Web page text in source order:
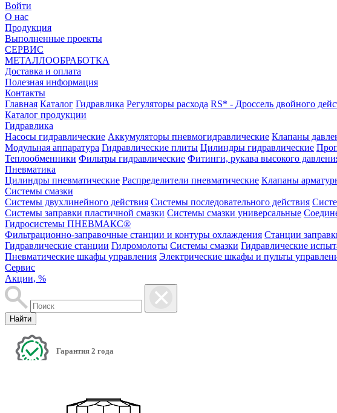
Войти
О нас
Продукция
Выполненные проекты
СЕРВИС
МЕТАЛЛООБРАБОТКА
Доставка и оплата
Полезная информация
Контакты
Главная Каталог Гидравлика Регуляторы расхода RS* - Дроссель двойного
Каталог продукции
Гидравлика
Насосы гидравлические Аккумуляторы пневмогидравлические Клапаны
Модульная аппаратура Гидравлические плиты Цилиндры гидравлические
Теплообменники Фильтры гидравлические Фитинги, рукава высокого
Пневматика
Цилиндры пневматические Распределители пневматические Клапаны
Системы смазки
Системы двухлинейного действия Системы последовательного действия
Системы заправки пластичной смазки Системы смазки универсальные
Гидросистемы ПНЕВМАКС®
Фильтрационно-заправочные станции и контуры охлаждения Станции
Гидравлические станции Гидромолоты Системы смазки Гидравлические
Пневматические шкафы управления Электрические шкафы и пульты
Сервис
Акции, %
Найти
Гарантия 2 года